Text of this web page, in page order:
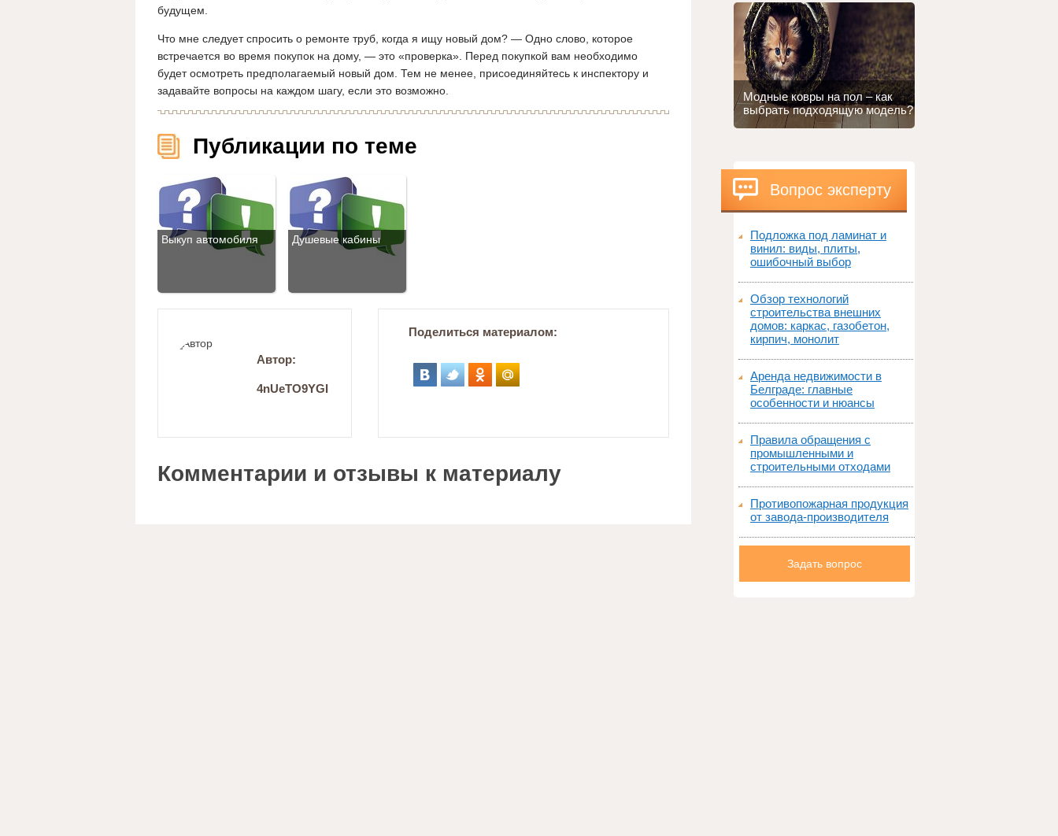
будущем.
Что мне следует спросить о ремонте труб, когда я ищу новый дом? — Одно слово, которое
встречается во время покупок на дому, — это «проверка». Перед покупкой вам необходимо
будет осмотреть предполагаемый новый дом. Тем не менее, присоединяйтесь к инспектору и
задавайте вопросы на каждом шагу, если это возможно.
Публикации по теме
Выкуп автомобиля Душевые кабины
Автор:
4nUeTO9YGI
Поделиться материалом:
Комментарии и отзывы к материалу
Модные ковры на пол – как
выбрать подходящую модель?
Вопрос эксперту
Подложка под ламинат и
винил: виды, плиты,
ошибочный выбор
Обзор технологий
строительства внешних
домов: каркас, газобетон,
кирпич, монолит
Аренда недвижимости в
Белграде: главные
особенности и нюансы
Правила обращения с
промышленными и
строительными отходами
Противопожарная продукция
от завода-производителя
Задать вопрос